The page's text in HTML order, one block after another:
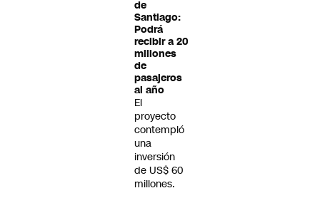
de
Santiago:
Podrá
recibir a 20
millones
de
pasajeros
al año
El
proyecto
contempló
una
inversión
de US$ 60
millones.